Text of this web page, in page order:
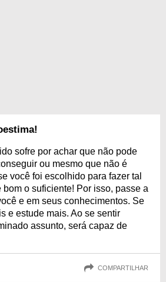
sofre por achar que não pode
ou mesmo que não é
você foi escolhido para fazer tal
bom o suficiente! Por isso, passe a
e em seus conhecimentos. Se
e estude mais. Ao se sentir
assunto, será capaz de
COMPARTILHAR